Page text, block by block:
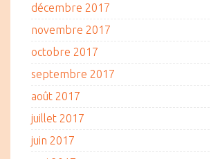
décembre 2017
novembre 2017
octobre 2017
septembre 2017
août 2017
juillet 2017
juin 2017